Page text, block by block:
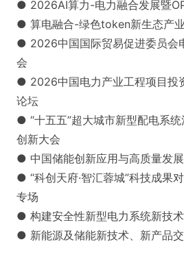
● 2026AI算力-电力融合发展暨
● 算电融合-绿色token新生态产
● 2026中国国际贸易促进委员会
会
● 2026中国电力产业工程项目投
论坛
● “十五五”超大城市新型配电系
创新大会
● 中国储能创新应用与高质量发
● “科创天府·智汇蓉城”科技成果
专场
● 构建安全性新型电力系统新技
● 新能源及储能新技术、新产品